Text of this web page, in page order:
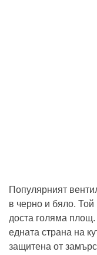
Популярният
в черно и бяло. Той
доста голяма площ.
едната страна на
защитена от